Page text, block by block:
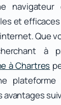
et efficaces
Que
à
à Chartres
plateforme